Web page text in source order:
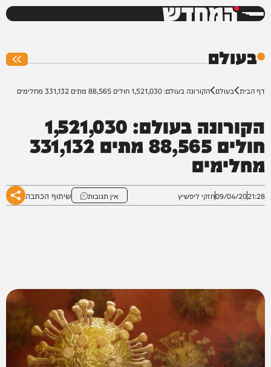
המחדש
בעולם
דף הבית בעולם הקורונה בעולם: 1,521,030 חולים 88,565 מתים 331,132 מחלימים
הקורונה בעולם: 1,521,030
חולים 88,565 מתים 331,132
מחלימים
21:28
09/04/20חזקי ליפשיץ אין תגובות שיתוף הכתבה